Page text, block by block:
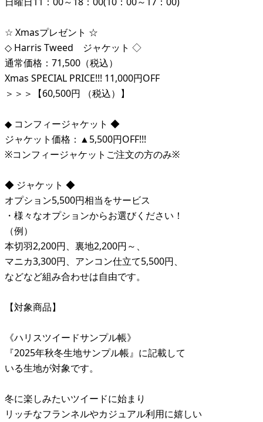
☆ Xmasプレゼント ☆
◇ Harris Tweed ジャケット ◇
通常価格：71,500（税込）
Xmas SPECIAL PRICE!!! 11,000円OFF
＞＞＞【60,500円 （税込）】
◆ コンフィージャケット ◆
ジャケット価格：▲5,500円OFF!!!
※コンフィージャケットご注文の方のみ※
◆ ジャケット ◆
オプション5,500円相当をサービス
・様々なオプションからお選びください！
（例）
本切羽2,200円、裏地2,200円～、
マニカ3,300円、アンコン仕立て5,500円、
などなど組み合わせは自由です。
【対象商品】
《ハリスツイードサンプル帳》
『2025年秋冬生地サンプル帳』に記載して
いる生地が対象です。
冬に楽しみたいツイードに始まり
リッチなフランネルやカジュアル利用に嬉しい